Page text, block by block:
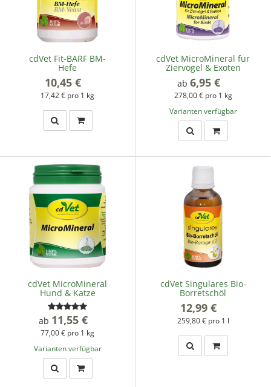
cdVet Fit-BARF BM-
Hefe
10,45 €
17,42 € pro 1 kg
cdVet MicroMineral für
Ziervögel & Exoten
ab 6,95 €
278,00 € pro 1 kg
Varianten verfügbar
cdVet MicroMineral
Hund & Katze
ab 11,55 €
77,00 € pro 1 kg
Varianten verfügbar
cdVet Singulares Bio-
Borretschöl
12,99 €
259,80 € pro 1 l